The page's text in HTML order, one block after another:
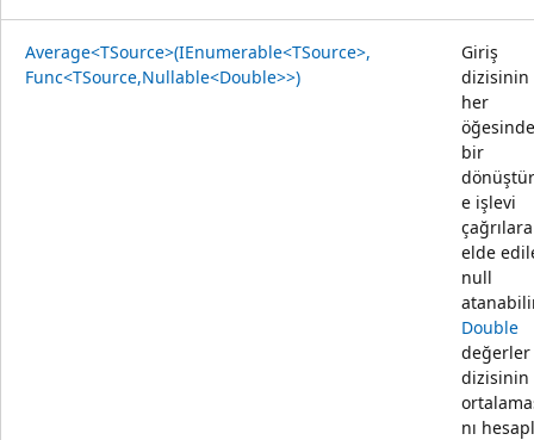
Average<TSource>(IEnumerable<TSource>,
Func<TSource,Nullable<Double>>)
Giriş
dizisinin
her
öğesinde
bir
e işlevi
elde
null
Double
değerler
dizisinin
nı